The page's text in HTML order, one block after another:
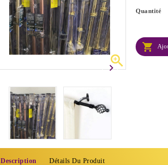

Quantité

Description Détails Du Produit